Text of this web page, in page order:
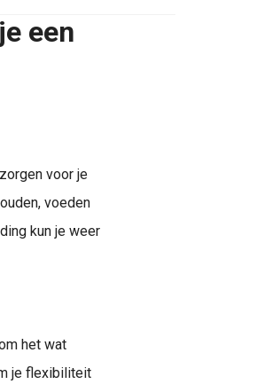
een
voor je
voeden
kun je weer
het wat
je flexibiliteit